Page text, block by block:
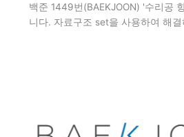
백준 1449번(BAEKJOON) '수리공
니다. 자료구조 set을 사용하여 해